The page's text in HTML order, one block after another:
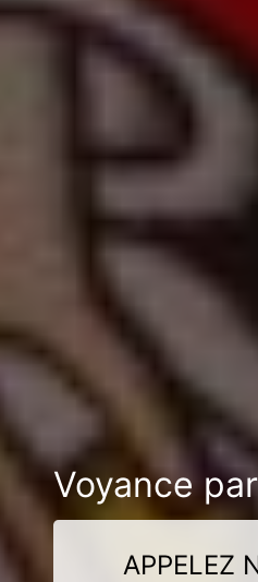
Voyance
APPELEZ